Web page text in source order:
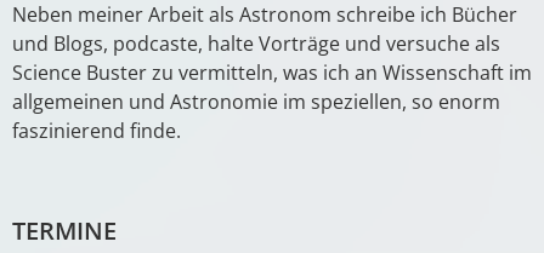
Neben meiner Arbeit als Astronom schreibe ich Bücher
und Blogs, podcaste, halte Vorträge und versuche als
Science Buster zu vermitteln, was ich an Wissenschaft im
allgemeinen und Astronomie im speziellen, so enorm
faszinierend finde.
TERMINE